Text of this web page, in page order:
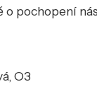
o pochopení
O3